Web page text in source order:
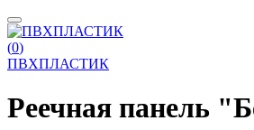
(0)
ПВХПЛАСТИК
Реечная панель